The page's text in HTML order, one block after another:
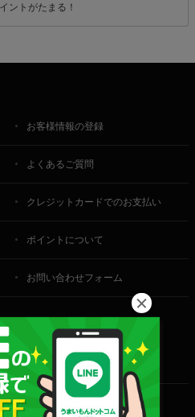
ントがたまる！
お客様情報の登録
よくあるご質問
クレジットカードでのお支払い
ポイントについて
お問い合わせフォーム
ご利用規約
特定商取引法に基づく表記